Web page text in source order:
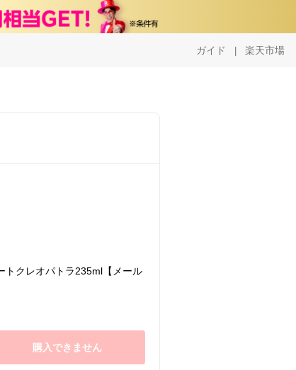
ガイド | 楽天市場
トクレオパトラ235ml【メール
購入できません